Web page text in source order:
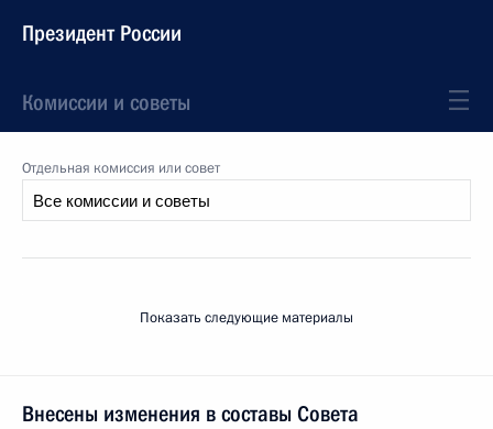
Президент России
Комиссии и советы
Отдельная комиссия или совет
Показать следующие материалы
Внесены изменения в составы Совета